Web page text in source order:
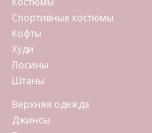
Спортивные костюмы
Кофты
Худи
Лосины
Штаны
Верхняя одежда
Джинсы